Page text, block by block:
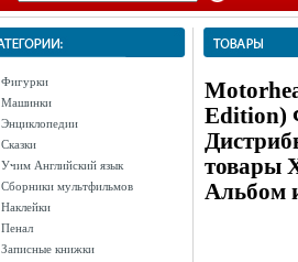
Фигурки
Машинки
Энциклопедии
Сказки
Учим Английский язык
Сборники мультфильмов
Наклейки
Пенал
Записные книжки
Edition)
товары
Альбом